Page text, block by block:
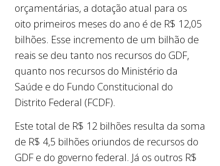
orçamentárias, a dotação atual para os
oito primeiros meses do ano é de R$ 12,05
bilhões. Esse incremento de um bilhão de
reais se deu tanto nos recursos do GDF,
quanto nos recursos do Ministério da
Saúde e do Fundo Constitucional do
Distrito Federal (FCDF).
Este total de R$ 12 bilhões resulta da soma
de R$ 4,5 bilhões oriundos de recursos do
GDF e do governo federal. Já os outros R$